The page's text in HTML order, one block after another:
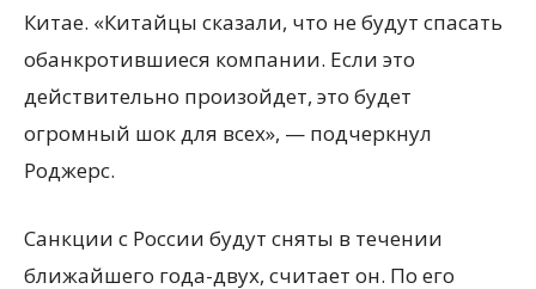
Китае. «Китайцы сказали, что не будут спасать
обанкротившиеся компании. Если это
действительно произойдет, это будет
огромный шок для всех», — подчеркнул
Роджерс.
Санкции с России будут сняты в течении
ближайшего года-двух, считает он. По его